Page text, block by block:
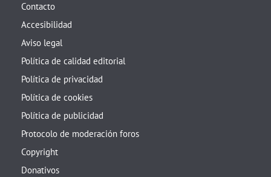
Contacto
Accesibilidad
Aviso legal
Política de calidad editorial
Política de privacidad
Política de cookies
Política de publicidad
Protocolo de moderación foros
Copyright
Donativos